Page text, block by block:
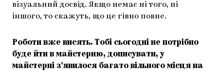
візуальний досвід. Якщо немає ні того, ні
іншого, то скажуть, що це гівно повне.
Роботи вже висять. Тобі сьогодні не потрібно
буде йти в майстерню, дописувати, у
майстерні з’явилося багато вільного місця на